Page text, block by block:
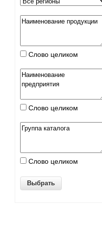
Слово целиком
Слово целиком
Слово целиком